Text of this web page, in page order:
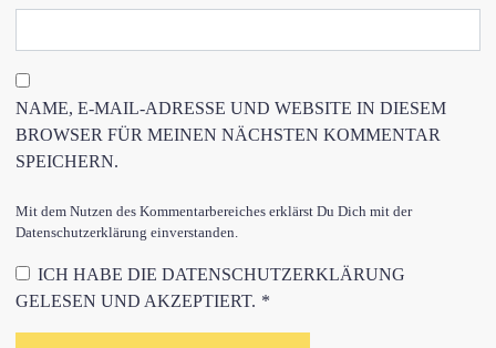
NAME, E-MAIL-ADRESSE UND WEBSITE IN DIESEM
BROWSER FÜR MEINEN NÄCHSTEN KOMMENTAR
SPEICHERN.
Mit dem Nutzen des Kommentarbereiches erklärst Du Dich mit der
Datenschutzerklärung einverstanden.
ICH HABE DIE DATENSCHUTZERKLÄRUNG
GELESEN UND AKZEPTIERT. *